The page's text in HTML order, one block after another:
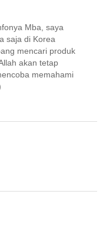
Mba, saya
saja di Korea
mencari produk
akan tetap
memahami